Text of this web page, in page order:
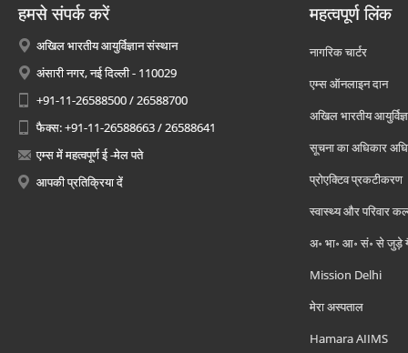
हमसे संपर्क करें
अखिल भारतीय आयुर्विज्ञान संस्थान
अंसारी नगर, नई दिल्ली - 110029
+91-11-26588500 / 26588700
फैक्स: +91-11-26588663 / 26588641
एम्स में महत्वपूर्ण ई -मेल पते
आपकी प्रतिक्रिया दें
महत्वपूर्ण लिंक
नागरिक चार्टर
एम्स ऑनलाइन दान
अखिल भारतीय
सूचना का अधिकार
प्रोएक्टिव प्रकटीकरण
स्वास्थ्य और परिवार
अ॰ भा॰ आ॰ सं॰ से जुड़े
Mission Delhi
मेरा अस्पताल
Hamara AIIMS